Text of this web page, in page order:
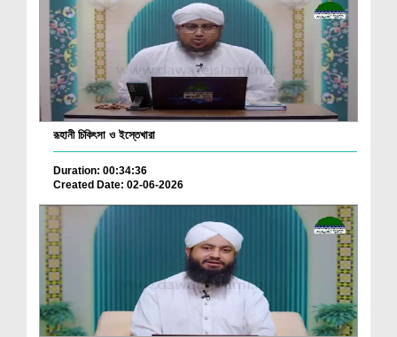
রূহানী চিকিৎসা ও ইস্তেখারা
Duration: 00:34:36
Created Date: 02-06-2026